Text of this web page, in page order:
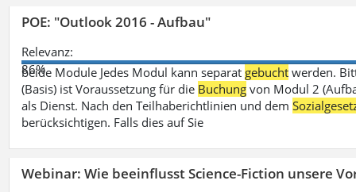
POE: "Outlook 2016 - Aufbau"
Relevanz:
86%
beide Module Jedes Modul kann separat gebucht werden.
(Basis) ist Voraussetzung für die Buchung von Modul 2
als Dienst. Nach den Teilhaberichtlinien und dem
berücksichtigen. Falls dies auf Sie
Webinar: Wie beeinflusst Science-Fiction unsere